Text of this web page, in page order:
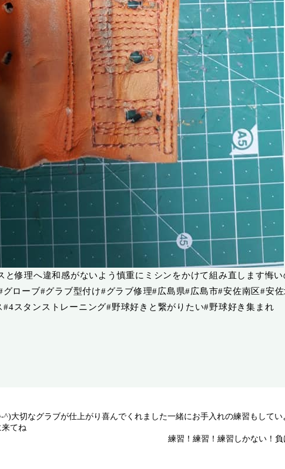
修理へ️違和感がないよう慎重にミシンをかけて組み直します悔
ローブ#グラブ型付け#グラブ修理#広島県#広島市#安佐南区#安
スタンストレーニング#野球好きと繋がりたい#野球好き集まれ
大切なグラブが仕上がり喜んでくれました一緒にお手入れの練習もして
てね️
練習！練習！練習しかない！